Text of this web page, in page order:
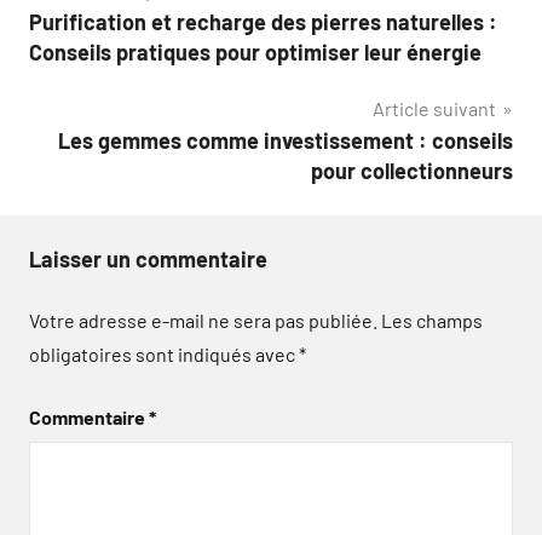
de
Purification et recharge des pierres naturelles :
Conseils pratiques pour optimiser leur énergie
Article suivant
Les gemmes comme investissement : conseils
pour collectionneurs
Laisser un commentaire
Votre adresse e-mail ne sera pas publiée. Les champs
obligatoires sont indiqués avec*
Commentaire*